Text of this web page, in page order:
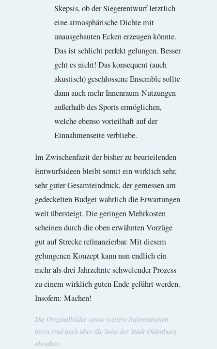
Skepsis, ob der Siegerentwurf letztlich
eine atmosphärische Dichte mit
unausgebauten Ecken erzeugen könnte.
Das ist schlicht perfekt gelungen. Besser
geht es nicht! Das konsequent (auch
akustisch) geschlossene Ensemble sollte
dann auch mehr Innenraum-Nutzungen
außerhalb des Sports ermöglichen,
welche ebenso vorteilhaft auf der
Einnahmenseite verbliebe.
Im Zwischenfazit der bisher zu beurteilenden
Entwurfsideen bleibt somit ein wirklich sehr,
sehr guter Gesamteindruck, der gemessen am
gedeckelten Budget wahrlich die Erwartungen
weit übersteigt. Die geringen Mehrkosten
scheinen durch die oben erwähnten Vorzüge
gut auf Strecke refinanzierbar. Mit diesem
gelungenen Konzept kann nun endlich ein
mehr als drei Jahrzehnte schwelender Prozess
zu einem wirklich guten Ende geführt werden.
Insofern: Machen!
Die Originalbilder sowie weitere Informationen
hirzu sind auch über die Seite der Stadt Oldenburg
abrufbar: